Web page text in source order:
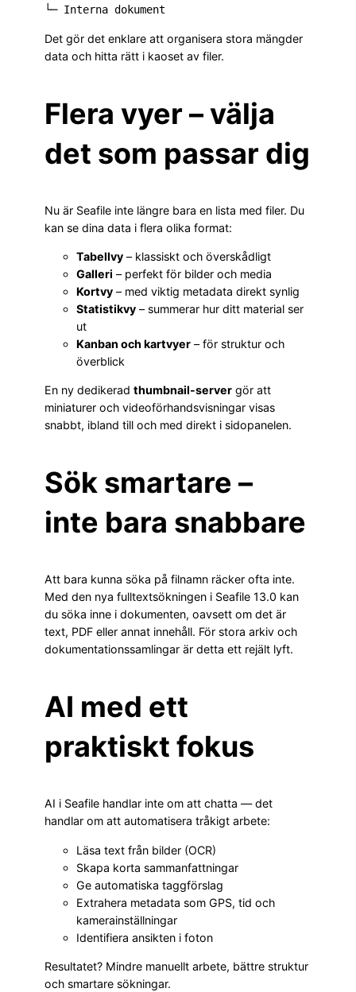
Det gör det enklare att organisera stora mängder
data och hitta rätt i kaoset av filer.
Flera vyer – välja
det som passar dig
Nu är Seafile inte längre bara en lista med filer. Du
kan se dina data i flera olika format:
Tabellvy – klassiskt och överskådligt
Galleri – perfekt för bilder och media
Kortvy – med viktig metadata direkt synlig
Statistikvy – summerar hur ditt material ser
ut
Kanban och kartvyer – för struktur och
överblick
En ny dedikerad thumbnail-server gör att
miniaturer och videoförhandsvisningar visas
snabbt, ibland till och med direkt i sidopanelen.
Sök smartare –
inte bara snabbare
Att bara kunna söka på filnamn räcker ofta inte.
Med den nya fulltextsökningen i Seafile 13.0 kan
du söka inne i dokumenten, oavsett om det är
text, PDF eller annat innehåll. För stora arkiv och
dokumentationssamlingar är detta ett rejält lyft.
AI med ett
praktiskt fokus
AI i Seafile handlar inte om att chatta — det
handlar om att automatisera tråkigt arbete:
Läsa text från bilder (OCR)
Skapa korta sammanfattningar
Ge automatiska taggförslag
Extrahera metadata som GPS, tid och
kamerainställningar
Identifiera ansikten i foton
Resultatet? Mindre manuellt arbete, bättre struktur
och smartare sökningar.